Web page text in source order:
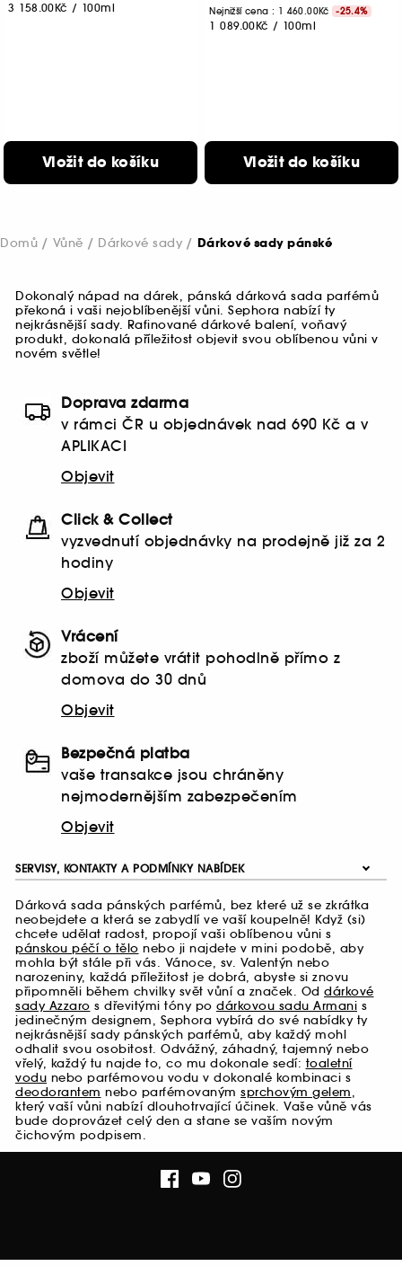
3 158.00Kč / 100ml
Vložit do košíku
Nejnižší cena : 1 460.00Kč -25.4%
1 089.00Kč / 100ml
Vložit do košíku
Domů Vůně Dárkové sady Dárkové sady pánské
Dokonalý nápad na dárek, pánská dárková sada parfémů
překoná i vaši nejoblíbenější vůni. Sephora nabízí ty
nejkrásnější sady. Rafinované dárkové balení, voňavý
produkt, dokonalá příležitost objevit svou oblíbenou vůni v
novém světle!
Doprava zdarma
v rámci ČR u objednávek nad 690 Kč a v
APLIKACI
Objevit
Click & Collect
vyzvednutí objednávky na prodejně již za 2
hodiny
Objevit
Vrácení
zboží můžete vrátit pohodlně přímo z
domova do 30 dnů
Objevit
Bezpečná platba
vaše transakce jsou chráněny
nejmodernějším zabezpečením
Objevit
SERVISY, KONTAKTY A PODMÍNKY NABÍDEK
Dárková sada pánských parfémů, bez které už se zkrátka
neobejdete a která se zabydlí ve vaší koupelně! Když (si)
chcete udělat radost, propojí vaši oblíbenou vůni s
pánskou péčí o tělo nebo ji najdete v mini podobě, aby
mohla být stále při vás. Vánoce, sv. Valentýn nebo
narozeniny, každá příležitost je dobrá, abyste si znovu
připomněli během chvilky svět vůní a značek. Od dárkové
sady Azzaro s dřevitými tóny po dárkovou sadu Armani s
jedinečným designem, Sephora vybírá do své nabídky ty
nejkrásnější sady pánských parfémů, aby každý mohl
odhalit svou osobitost. Odvážný, záhadný, tajemný nebo
vřelý, každý tu najde to, co mu dokonale sedí: toaletní
vodu nebo parfémovou vodu v dokonalé kombinaci s
deodorantem nebo parfémovaným sprchovým gelem,
který vaší vůni nabízí dlouhotrvající účinek. Vaše vůně vás
bude doprovázet celý den a stane se vaším novým
čichovým podpisem.